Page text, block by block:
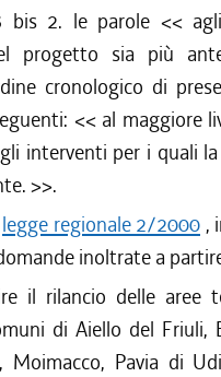
bis 2. le parole <<
progetto sia più
cronologico di
<< al maggiore
interventi per i quali
>>.
legge regionale 2/2000 ,
inoltrate a
il rilancio delle aree
di Aiello del Friuli,
Moimacco, Pavia di